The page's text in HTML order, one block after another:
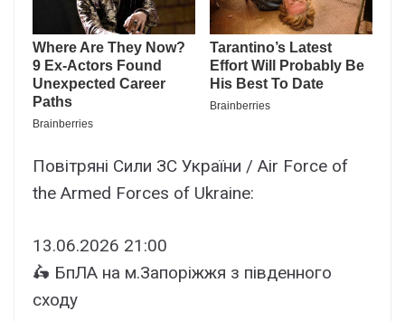
Повітряні Сили ЗС України / Air Force of
the Armed Forces of Ukraine:
13.06.2026 21:00
🛵 БпЛА на м.Запоріжжя з південного
сходу